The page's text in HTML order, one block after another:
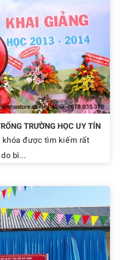
TRƯỜNG HỌC UY TÍN
được tìm kiếm rất
bì...